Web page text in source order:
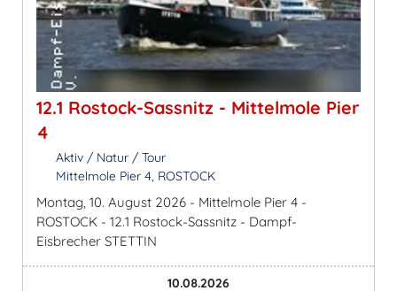
12.1 Rostock-Sassnitz - Mittelmole Pier
4
Aktiv / Natur / Tour
Mittelmole Pier 4, ROSTOCK
Montag, 10. August 2026 - Mittelmole Pier 4 -
ROSTOCK - 12.1 Rostock-Sassnitz - Dampf-
Eisbrecher STETTIN
10.08.2026